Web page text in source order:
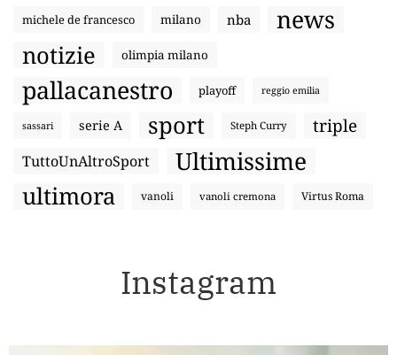
michele de francesco milano nba news
notizie olimpia milano
pallacanestro playoff reggio emilia
sassari serie A sport Steph Curry triple
TuttoUnAltroSport Ultimissime
ultimora vanoli vanoli cremona Virtus Roma
Instagram